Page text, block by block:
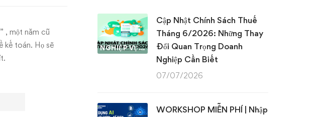
, một năm cũ
kế toán. Họ sẽ
NGHIỆP VỤ KẾ TOÁN & THUẾ
Cập Nhật Chính Sách Thuế
Tháng 6/2026: Những Thay
Đổi Quan Trọng Doanh
Nghiệp Cần Biết
07/07/2026
WORKSHOP MIỄN PHÍ | Nhập